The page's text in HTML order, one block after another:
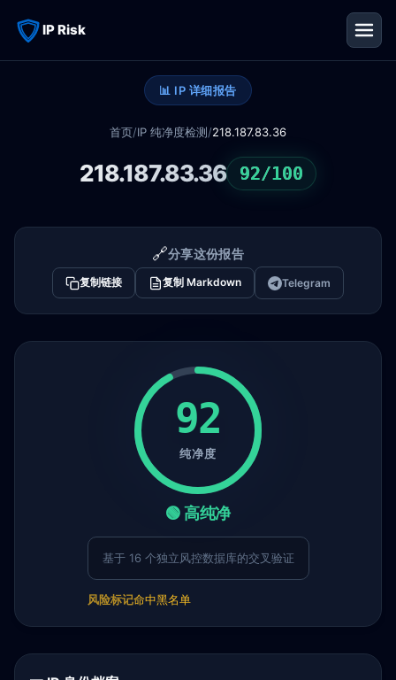
IP Risk
📊 IP 详细报告
首页/IP 纯净度检测/218.187.83.36
218.187.83.36 92/100
🔗分享这份报告
复制链接 复制 Markdown Telegram
92
纯净度
🟢 高纯净
基于 16 个独立风控数据库的交叉验证
风险标记命中黑名单